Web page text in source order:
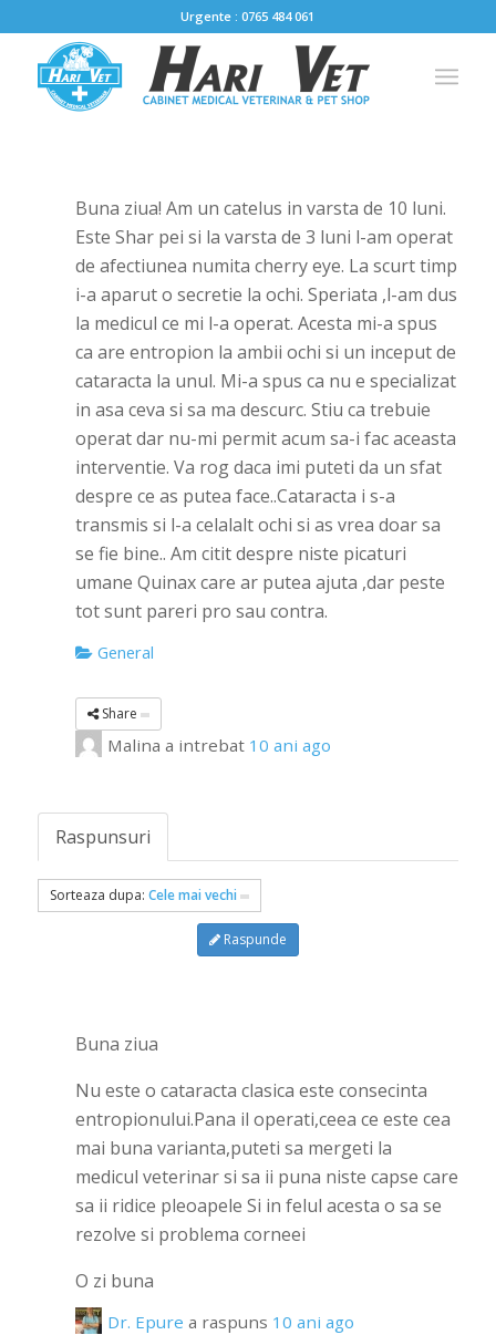
Urgente : 0765 484 061
Buna ziua! Am un catelus in varsta de 10 luni.
Este Shar pei si la varsta de 3 luni l-am operat
de afectiunea numita cherry eye. La scurt timp
i-a aparut o secretie la ochi. Speriata ,l-am dus
la medicul ce mi l-a operat. Acesta mi-a spus
ca are entropion la ambii ochi si un inceput de
cataracta la unul. Mi-a spus ca nu e specializat
in asa ceva si sa ma descurc. Stiu ca trebuie
operat dar nu-mi permit acum sa-i fac aceasta
interventie. Va rog daca imi puteti da un sfat
despre ce as putea face..Cataracta i s-a
transmis si l-a celalalt ochi si as vrea doar sa
se fie bine.. Am citit despre niste picaturi
umane Quinax care ar putea ajuta ,dar peste
tot sunt pareri pro sau contra.
General
Share
Malina a intrebat 10 ani ago
Raspunsuri
Sorteaza dupa: Cele mai vechi
Raspunde
Buna ziua
Nu este o cataracta clasica este consecinta
entropionului.Pana il operati,ceea ce este cea
mai buna varianta,puteti sa mergeti la
medicul veterinar si sa ii puna niste capse care
sa ii ridice pleoapele Si in felul acesta o sa se
rezolve si problema corneei
O zi buna
Dr. Epure a raspuns 10 ani ago